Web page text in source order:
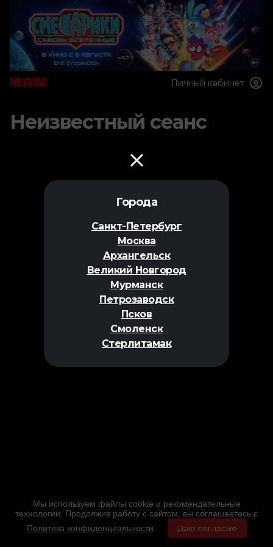
Города
Санкт-Петербург
Москва
Архангельск
Великий Новгород
Мурманск
Петрозаводск
Псков
Смоленск
Стерлитамак
Личный кабинет
Неизвестный сеанс
Мы используем файлы cookie и рекомендательные
технологии. Продолжив работу с сайтом, вы соглашаетесь с
Политика конфиденциальности
Даю согласие